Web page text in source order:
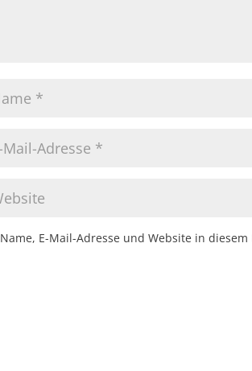
Name, E-Mail-Adresse und Website in